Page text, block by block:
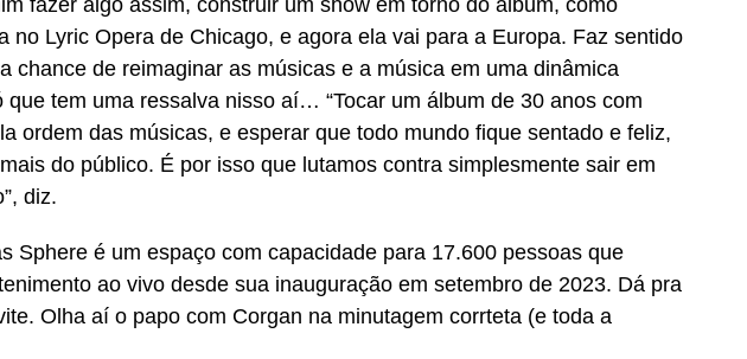
fazer algo assim, construir um show em torno do álbum, como
no Lyric Opera de Chicago, e agora ela vai para a Europa. Faz sentido
chance de reimaginar as músicas e a música em uma dinâmica
que tem uma ressalva nisso aí… “Tocar um álbum de 30 anos com
ordem das músicas, e esperar que todo mundo fique sentado e feliz,
do público. É por isso que lutamos contra simplesmente sair em
diz.
Sphere é um espaço com capacidade para 17.600 pessoas que
ao vivo desde sua inauguração em setembro de 2023. Dá pra
Olha aí o papo com Corgan na minutagem corrteta (e toda a